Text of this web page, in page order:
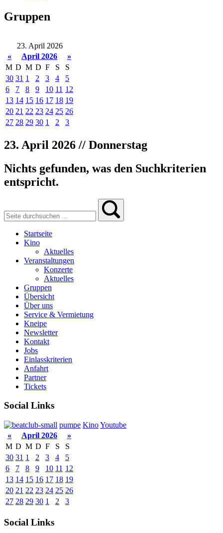
Gruppen
23. April 2026
«
April 2026
»
M D M D F S
S
30 31 1 2 3 4
5
6
7 8 9 10 11 12
13 14 15 16 17 18 19
20 21 22 23 24 25 26
27 28 29 30 1 2 3
23. April 2026 // Donnerstag
Nichts gefunden, was den Suchkriterien
entspricht.
Startseite
Kino
Aktuelles
Veranstaltungen
Konzerte
Aktuelles
Gruppen
Übersicht
Über uns
Service & Vermietung
Kneipe
Newsletter
Kontakt
Jobs
Einlasskriterien
Anfahrt
Partner
Tickets
Social Links
pumpe KinoYoutube
«
April 2026
»
M D M D F S
S
30 31 1 2 3 4
5
6
7 8 9 10 11 12
13 14 15 16 17 18 19
20 21 22 23 24 25 26
27 28 29 30 1 2 3
Social Links